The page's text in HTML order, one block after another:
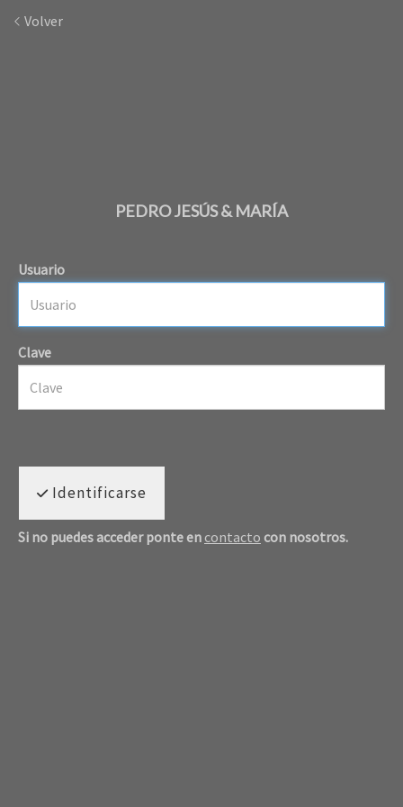
Volver
PEDRO JESÚS & MARÍA
Usuario
Clave
Identificarse
Si no puedes acceder ponte en contacto con nosotros.